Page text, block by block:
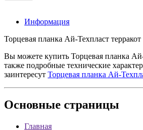
Информация
Торцевая планка Ай-Техпласт
Вы можете купить Торцевая планка
также подробные технические
заинтересут Торцевая планка Ай-
Основные страницы
Главная